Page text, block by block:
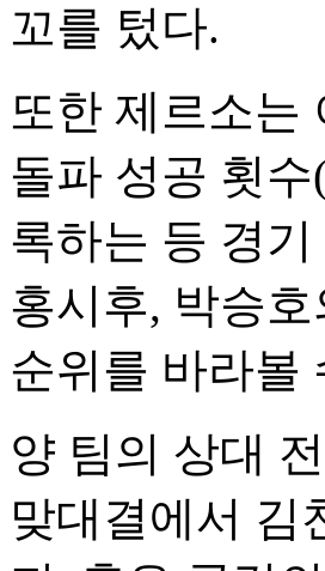
꼬를 텄다.
또한 제르소는
돌파 성공 횟
록하는 등 경
홍시후, 박승
순위를 바라볼
양 팀의 상대
맞대결에서 김